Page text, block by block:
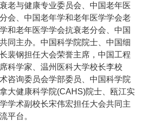
老与健康专业委员会、中国老年医
会、中国老年学和老年医学学会老
和老年医学学会抗衰老分会、中国
同主办。中国科学院院士、中国细
裴钢担任大会荣誉主席，中国工程
科学家、温州医科大学校长李校
咨询委员会学部委员、中国科学院
大健康科学院(CAHS)院士、瓯江实
学术副校长宋伟宏担任大会共同主
平台。